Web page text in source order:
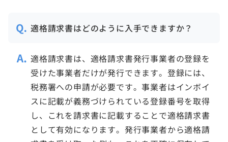
適格請求書はどのように入手できますか？
適格請求書は、適格請求書発行事業者の登録を
受けた事業者だけが発行できます。登録には、
税務署への申請が必要です。事業者はインボイ
スに記載が義務づけられている登録番号を取得
し、これを請求書に記載することで適格請求書
として有効になります。発行事業者から適格請